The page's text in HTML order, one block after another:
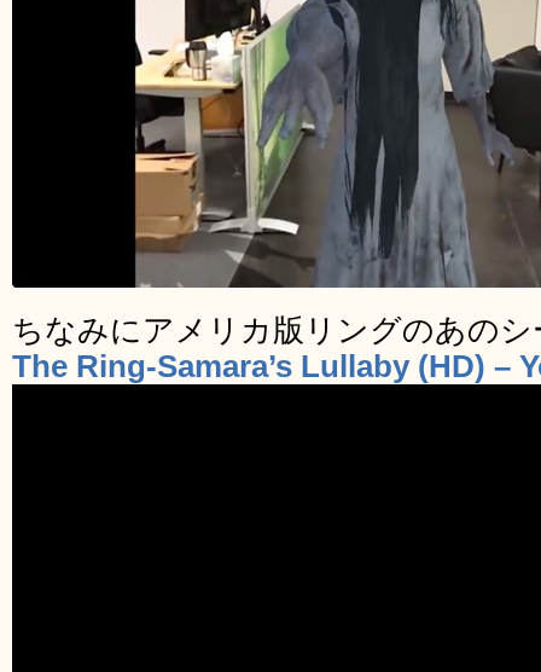
ちなみにアメリカ版リングのあの
The Ring-Samara’s Lullaby (HD) –